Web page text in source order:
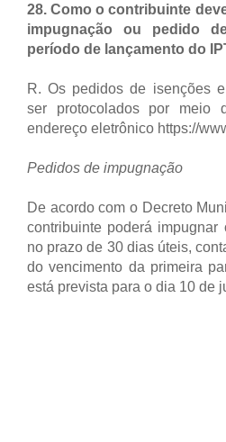
28. Como o contribuinte
impugnação ou pedido
período de lançamento do
R. Os pedidos de isenções
ser protocolados por meio
endereço eletrônico https://
Pedidos de impugnação
De acordo com o Decreto
contribuinte poderá impugnar
no prazo de 30 dias úteis,
do vencimento da primeira
está prevista para o dia 10 de